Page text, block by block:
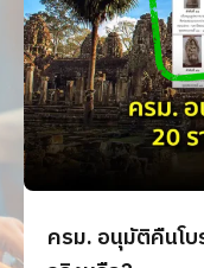
ครม. อนุมัติคืนโ